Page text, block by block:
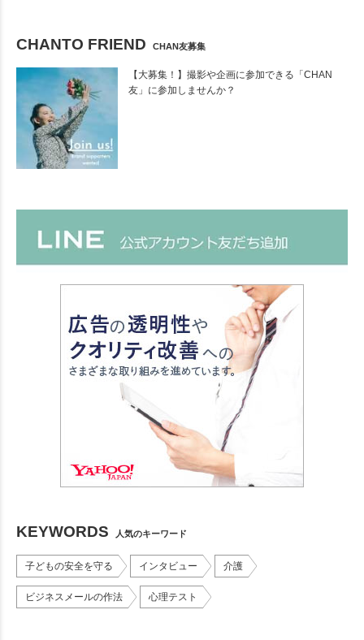
CHANTO FRIEND CHAN友募集
【大募集！】撮影や企画に参加できる「CHAN
友」に参加しませんか？
KEYWORDS 人気のキーワード
子どもの安全を守る インタビュー 介護
ビジネスメールの作法 心理テスト